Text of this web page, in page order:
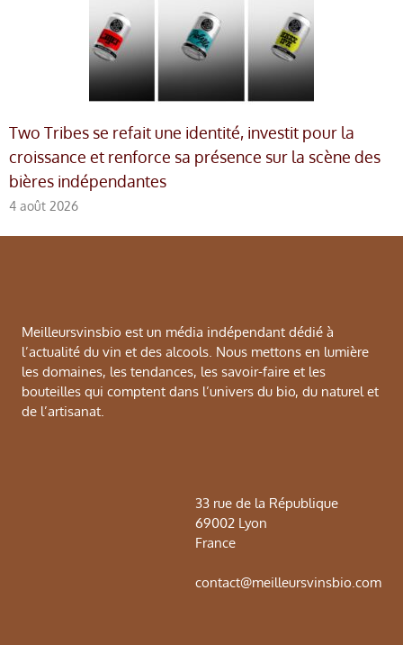
Two Tribes se refait une identité, investit pour la
croissance et renforce sa présence sur la scène des
bières indépendantes
4 août 2026
Meilleursvinsbio est un média indépendant dédié à
l’actualité du vin et des alcools. Nous mettons en lumière
les domaines, les tendances, les savoir-faire et les
bouteilles qui comptent dans l’univers du bio, du naturel et
de l’artisanat.
33 rue de la République
69002 Lyon
France
contact@meilleursvinsbio.com